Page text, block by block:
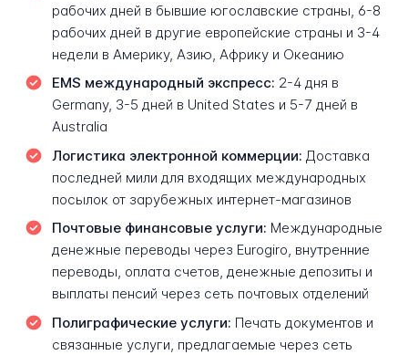
рабочих дней в бывшие югославские страны, 6-8
рабочих дней в другие европейские страны и 3-4
недели в Америку, Азию, Африку и Океанию
EMS международный экспресс: 2-4 дня в
Germany, 3-5 дней в United States и 5-7 дней в
Australia
Логистика электронной коммерции: Доставка
последней мили для входящих международных
посылок от зарубежных интернет-магазинов
Почтовые финансовые услуги: Международные
денежные переводы через Eurogiro, внутренние
переводы, оплата счетов, денежные депозиты и
выплаты пенсий через сеть почтовых отделений
Полиграфические услуги: Печать документов и
связанные услуги, предлагаемые через сеть